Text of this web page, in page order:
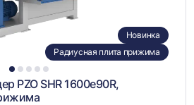
1 2 3 4 5
Новинка
Радиусная плита прижима
PZO SHR 1600e90R,